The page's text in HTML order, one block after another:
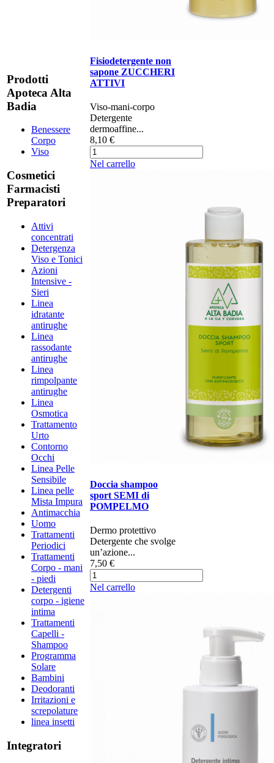
Prodotti
Apoteca Alta
Badia
Benessere
Corpo
Viso
Cosmetici
Farmacisti
Preparatori
Attivi
concentrati
Detergenza
Viso e Tonici
Azioni
Intensive -
Sieri
Linea
idratante
antirughe
Linea
rassodante
antirughe
Linea
rimpolpante
antirughe
Linea
Osmotica
Trattamento
Urto
Contorno
Occhi
Linea Pelle
Sensibile
Linea pelle
Mista Impura
Antimacchia
Uomo
Trattamenti
Periodici
Trattamenti
Corpo - mani
- piedi
Detergenti
corpo - igiene
intima
Trattamenti
Capelli -
Shampoo
Programma
Solare
Bambini
Deodoranti
Irritazioni e
screpolature
linea insetti
Integratori
Fisiodetergente non
sapone ZUCCHERI
ATTIVI
​​​​​​​​​​Viso-mani-corpo
Detergente
dermoaffine...
8,10 €
Nel carrello
Doccia shampoo
sport SEMI di
POMPELMO
​​​​​​​Dermo protettivo
Detergente che svolge
un’azione...
7,50 €
Nel carrello